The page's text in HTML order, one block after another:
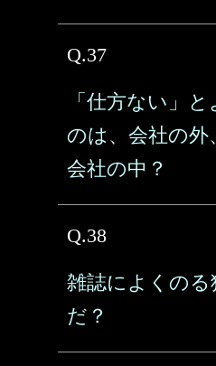
Q.37
「仕方ない」
のは、会社の外
会社の中？
Q.38
雑誌によくのる
だ？